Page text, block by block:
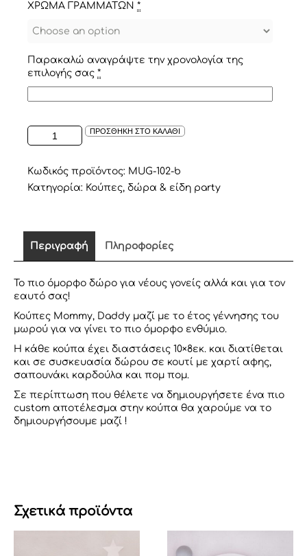
ΧΡΩΜΑ ΓΡΑΜΜΑΤΩΝ *
Παρακαλώ αναγράψτε την χρονολογία της
επιλογής σας *
ΚΟΥΠΕΣ
MOMMY
DADDY
ποσότητα
ΠΡΟΣΘΗΚΗ ΣΤΟ ΚΑΛΑΘΙ
Κωδικός προϊόντος: MUG-102-b
Κατηγορία: Κούπες, δώρα & είδη party
Περιγραφή Πληροφορίες
Το πιο όμορφο δώρο για νέους γονείς αλλά και για τον
εαυτό σας!
Κούπες Μommy, Daddy μαζί με το έτος γέννησης του
μωρού για να γίνει το πιο όμορφο ενθύμιο.
Η κάθε κούπα έχει διαστάσεις 10×8εκ. και διατίθεται
και σε συσκευασία δώρου σε κουτί με χαρτί αφης,
σαπουνάκι καρδούλα και πομ πομ.
Σε περίπτωση που θέλετε να δημιουργήσετε ένα πιο
custom αποτέλεσμα στην κούπα θα χαρούμε να το
δημιουργήσουμε μαζί !
Σχετικά προϊόντα